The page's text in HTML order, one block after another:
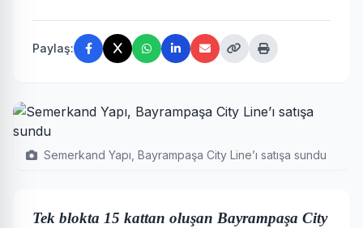
Paylaş:
Semerkand Yapı, Bayrampaşa City Line’ı satışa sundu
Tek blokta 15 kattan oluşan Bayrampaşa City